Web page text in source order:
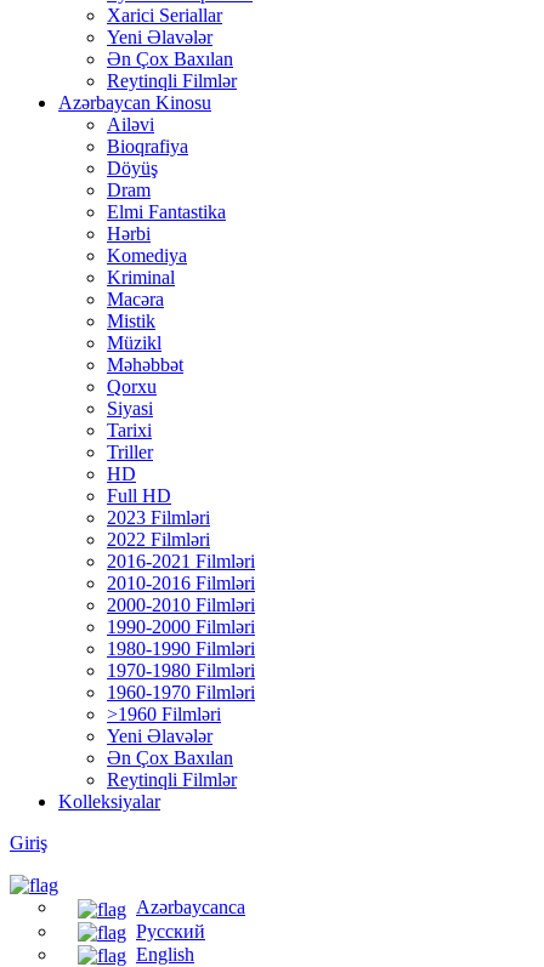
Xarici Seriallar
Yeni Əlavələr
Ən Çox Baxılan
Reytinqli Filmlər
Azərbaycan Kinosu
Ailəvi
Bioqrafiya
Döyüş
Dram
Elmi Fantastika
Hərbi
Komediya
Kriminal
Macəra
Mistik
Müzikl
Məhəbbət
Qorxu
Siyasi
Tarixi
Triller
HD
Full HD
2023 Filmləri
2022 Filmləri
2016-2021 Filmləri
2010-2016 Filmləri
2000-2010 Filmləri
1990-2000 Filmləri
1980-1990 Filmləri
1970-1980 Filmləri
1960-1970 Filmləri
>1960 Filmləri
Yeni Əlavələr
Ən Çox Baxılan
Reytinqli Filmlər
Kolleksiyalar
Giriş
Azərbaycanca
Русский
English